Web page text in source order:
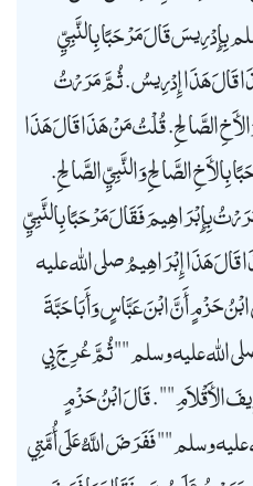
بِإِدْرِيسَ قَالَ مَرْحَبًا بِالنَّبِيِّ
قَالَ هَذَا إِدْرِيسُ. ثُمَّ مَرَرْتُ
الصَّالِحِ. قُلْتُ مَنْ هَذَا قَالَ هَذَا
الصَّالِحِ وَالنَّبِيِّ الصَّالِحِ.
بِإِبْرَاهِيمَ فَقَالَ مَرْحَبًا بِالنَّبِيِّ
هَذَا إِبْرَاهِيمُ صلى الله عليه
حَزْمٍ أَنَّ ابْنَ عَبَّاسٍ وَأَبَا حَبَّةَ
الله عليه وسلم "" ثُمَّ عُرِجَ بِي
الأَقْلاَمِ "". قَالَ ابْنُ حَزْمٍ
وسلم "" فَفَرَضَ اللَّهُ عَلَى أُمَّتِي